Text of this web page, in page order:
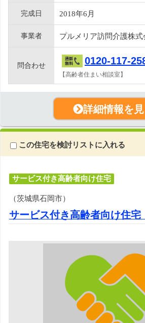
完成日 2018年6月
事業者 プルメリア訪問介護株式
問合わせ 0120-117-
【高齢者住まい相談室】
詳細情報を
この住宅を検討リストに入れる
サービス付き高齢者向け住宅
（茨城県石岡市）
サービス付き高齢者向け住